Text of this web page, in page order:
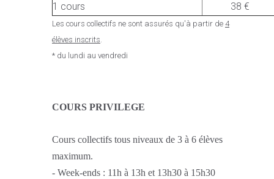
1 cours
38 €
Les cours collectifs ne sont assurés qu'à partir de 4
élèves inscrits.
* du lundi au vendredi
COURS PRIVILEGE
Cours collectifs tous niveaux de 3 à 6 élèves
maximum.
- Week-ends : 11h à 13h et 13h30 à 15h30